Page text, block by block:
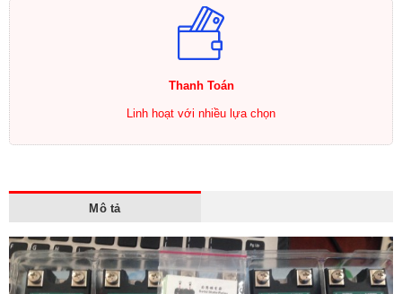
Thanh Toán
Linh hoạt với nhiều lựa chọn
Mô tả